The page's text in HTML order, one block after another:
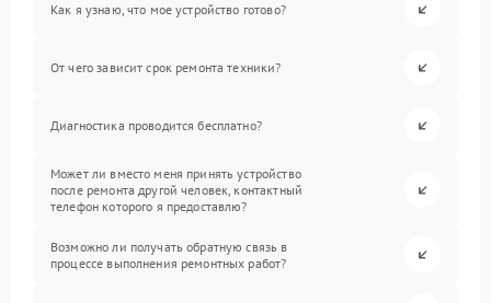
Как я узнаю, что мое устройство готово?
От чего зависит срок ремонта техники?
Диагностика проводится бесплатно?
Может ли вместо меня принять устройство
после ремонта другой человек, контактный
телефон которого я предоставлю?
Возможно ли получать обратную связь в
процессе выполнения ремонтных работ?